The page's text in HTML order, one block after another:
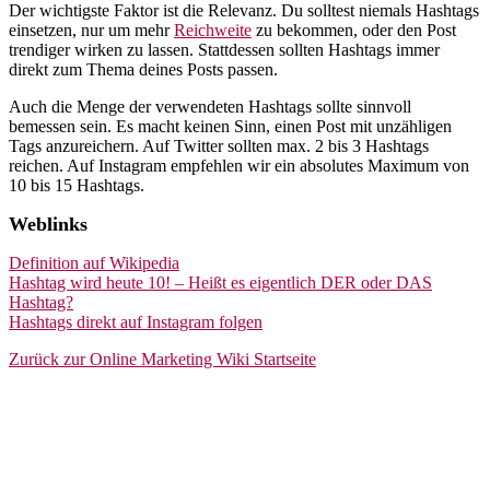
Der wichtigste Faktor ist die Relevanz. Du solltest niemals Hashtags
einsetzen, nur um mehrReichweite zu bekommen, oder den Post
trendiger wirken zu lassen. Stattdessen sollten Hashtags immer
direkt zum Thema deines Posts passen.
Auch die Menge der verwendeten Hashtags sollte sinnvoll
bemessen sein. Es macht keinen Sinn, einen Post mit unzähligen
Tags anzureichern. Auf Twitter sollten max. 2 bis 3 Hashtags
reichen. Auf Instagram empfehlen wir ein absolutes Maximum von
10 bis 15 Hashtags.
Weblinks
Definition auf Wikipedia
Hashtag wird heute 10! – Heißt es eigentlich ​DER oder DAS
Hashtag?
Hashtags direkt auf Instagram folgen
Zurück zur Online Marketing Wiki Startseite